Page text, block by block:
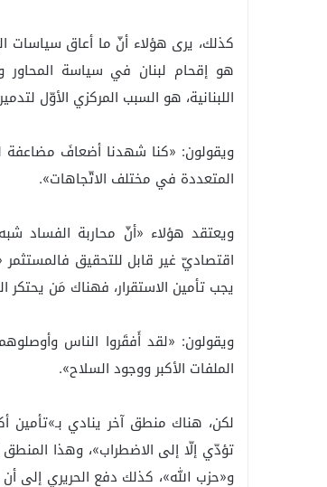
كذلك، يرى هؤلاء أنّ ما أعاق سياسات
هو إقحام لبنان في سياسة المحاور
اللبنانية، هو السبب المركزي الأوّل
ويقولون: «كنا شهدنا أضعافَ مضاعفة
المتعددة في مختلف الاتّجاهات».
ويعتقد هؤلاء «أنّ محاربة الفساد
اقتصاديّ غير قابل للتحقيق
يجب تأمين الاستقرار، فهناك مَن يحتكر
ويقولون: «لقد أَفقَروا الناس
الملفات الأكبر ووجود السلاح».
لكن، هناك منطق آخر ينادي بـ»تأمين
تؤدّي إلّا إلى الاضطراب»، وهذا
و«حزب الله»، كذلك دفع الحريري إلى